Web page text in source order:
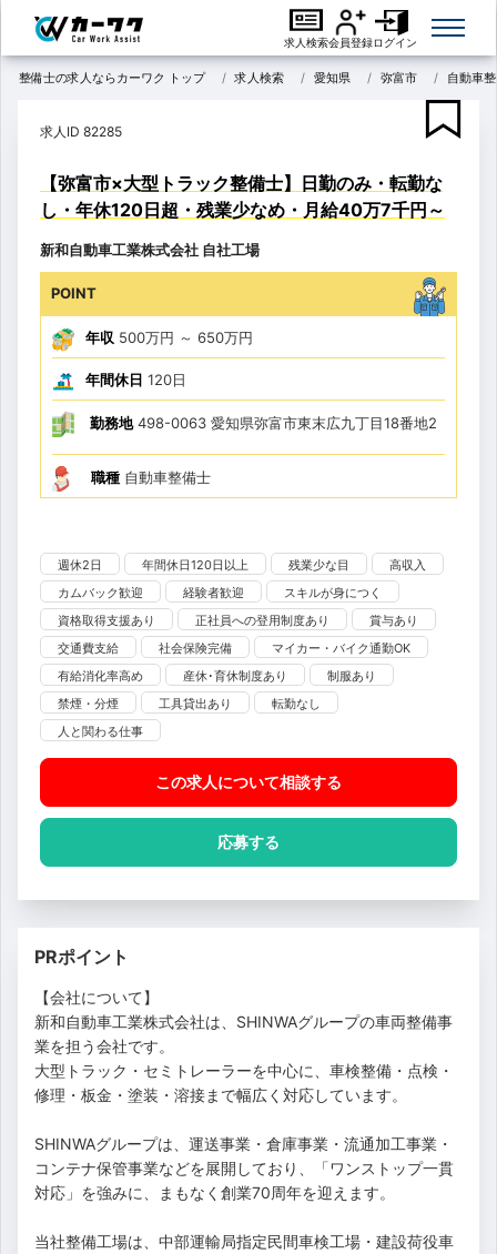
求人検索会員登録ログイン
整備士の求人ならカーワク トップ 求人検索 愛知県 弥富市 自動車
求人ID 82285
【弥富市×大型トラック整備士】日勤のみ・転勤な
し・年休120日超・残業少なめ・月給40万7千円～
新和自動車工業株式会社 自社工場
POINT
年収 500万円 ～ 650万円
年間休日 120日
勤務地498-0063 愛知県弥富市東末広九丁目18番地2
職種 自動車整備士
週休2日 年間休日120日以上 残業少な目
高収入
カムバック歓迎
経験者歓迎
スキルが身につく
資格取得支援あり
正社員への登用制度あり
賞与あり
交通費支給
社会保険完備
マイカー・バイク通勤OK
有給消化率高め
産休･育休制度あり
制服あり
禁煙・分煙
工具貸出あり
転勤なし
人と関わる仕事
この求人について相談する
応募する
PRポイント
【会社について】
新和自動車工業株式会社は、SHINWAグループの車両整備事
業を担う会社です。
大型トラック・セミトレーラーを中心に、車検整備・点検・
修理・板金・塗装・溶接まで幅広く対応しています。
SHINWAグループは、運送事業・倉庫事業・流通加工事業・
コンテナ保管事業などを展開しており、「ワンストップ一貫
対応」を強みに、まもなく創業70周年を迎えます。
当社整備工場は、中部運輸局指定民間車検工場・建設荷役車